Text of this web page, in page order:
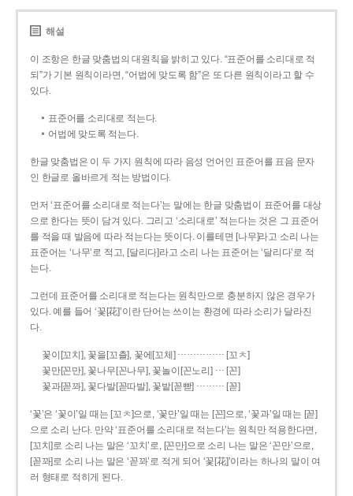
해설
이 조항은 한글 맞춤법의 대원칙을 밝히고 있다. “표준어를 소리대로 적
되”가 기본 원칙이라면, “어법에 맞도록 함”은 또 다른 원칙이라고 할 수
있다.
표준어를 소리대로 적는다.
어법에 맞도록 적는다.
한글 맞춤법은 이 두 가지 원칙에 따라 음성 언어인 표준어를 표음 문자
인 한글로 올바르게 적는 방법이다.
먼저 ‘표준어를 소리대로 적는다’는 말에는 한글 맞춤법이 표준어를 대상
으로 한다는 뜻이 담겨 있다. 그리고 ‘소리대로’ 적는다는 것은 그 표준어
를 적을 때 발음에 따라 적는다는 뜻이다. 이를테면 [나무]라고 소리 나는
표준어는 ‘나무’로 적고, [달리다]라고 소리 나는 표준어는 ‘달리다’로 적
는다.
그런데 표준어를 소리대로 적는다는 원칙만으로 충분하지 않은 경우가
있다. 예를 들어 ‘꽃[花]’이란 단어는 쓰이는 환경에 따라 소리가 달라진
다.
꽃이[꼬치], 꽃을[꼬츨], 꽃에[꼬체] …………… [꼬ㅊ]
꽃만[꼰만], 꽃나무[꼰나무], 꽃놀이[꼰노리] … [꼰]
꽃과[꼳꽈], 꽃다발[꼳따발], 꽃밭[꼳빧] ……… [꼳]
‘꽃’은 ‘꽃이’일 때는 [꼬ㅊ]으로, ‘꽃만’일 때는 [꼰]으로, ‘꽃과’일 때는 [꼳]
으로 소리 난다. 만약 ‘표준어를 소리대로 적는다’는 원칙만 적용한다면,
[꼬치]로 소리 나는 말은 ‘꼬치’로, [꼰만]으로 소리 나는 말은 ‘꼰만’으로,
[꼳꽈]로 소리 나는 말은 ‘꼳꽈’로 적게 되어 ‘꽃[花]’이라는 하나의 말이 여
러 형태로 적히게 된다.